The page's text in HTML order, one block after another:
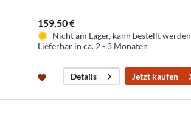
159,50 €
Nicht am Lager, kann bestellt werden
Lieferbar in ca. 2 - 3 Monaten
Details Jetzt kaufen